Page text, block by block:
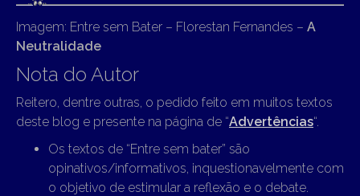
Imagem: Entre sem Bater – Florestan Fernandes – A
Neutralidade
Nota do Autor
Reitero, dentre outras, o pedido feito em muitos textos
deste blog e presente na página de “Advertências“.
Os textos de “Entre sem bater” são
opinativos/informativos, inquestionavelmente com
o objetivo de estimular a reflexão e o debate.